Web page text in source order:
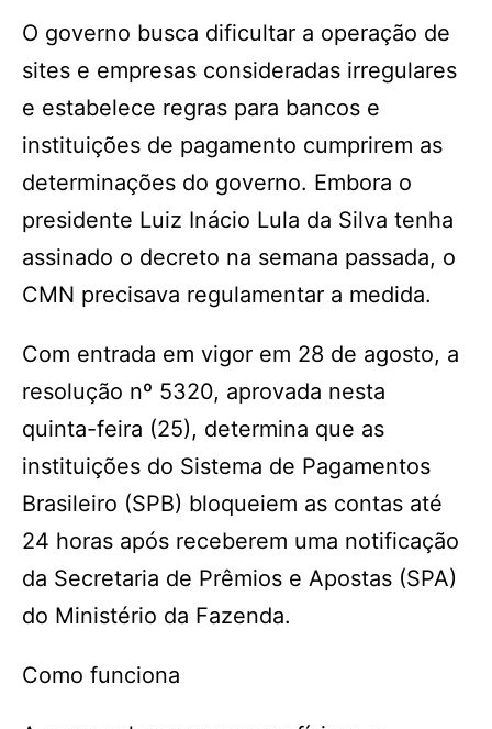
O governo busca dificultar a operação de
sites e empresas consideradas irregulares
e estabelece regras para bancos e
instituições de pagamento cumprirem as
determinações do governo. Embora o
presidente Luiz Inácio Lula da Silva tenha
assinado o decreto na semana passada, o
CMN precisava regulamentar a medida.
Com entrada em vigor em 28 de agosto, a
resolução nº 5320, aprovada nesta
quinta-feira (25), determina que as
instituições do Sistema de Pagamentos
Brasileiro (SPB) bloqueiem as contas até
24 horas após receberem uma notificação
da Secretaria de Prêmios e Apostas (SPA)
do Ministério da Fazenda.
Como funciona